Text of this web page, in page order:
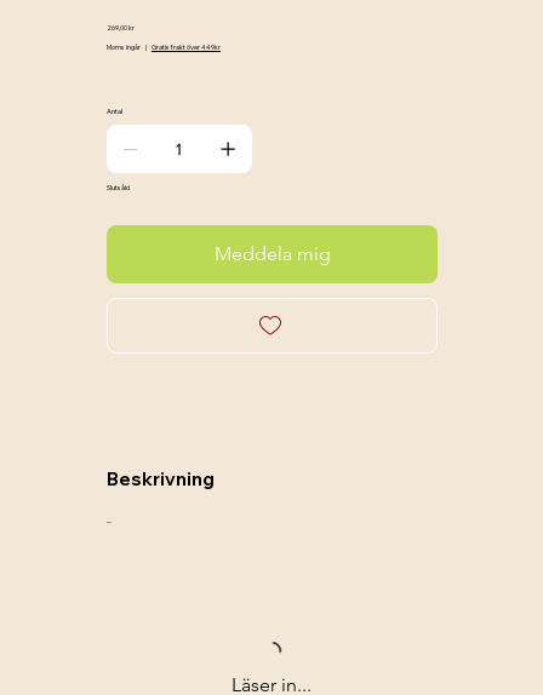
Pris
269,00 kr
Moms ingår | Gratis frakt över 449kr
Antal
Slutsåld
Meddela mig
Läser in...
Beskrivning